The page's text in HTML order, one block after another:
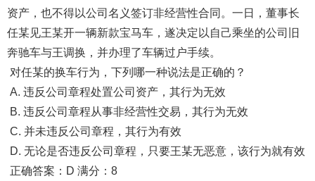
资产，也不得以公司名义签订非经营性合同。一日，董事长
任某见王某开一辆新款宝马车，遂决定以自己乘坐的公司旧
奔驰车与王调换，并办理了车辆过户手续。
对任某的换车行为，下列哪一种说法是正确的？
A. 违反公司章程处置公司资产，其行为无效
B. 违反公司章程从事非经营性交易，其行为无效
C. 并未违反公司章程，其行为有效
D. 无论是否违反公司章程，只要王某无恶意，该行为就有效
正确答案：D 满分：8